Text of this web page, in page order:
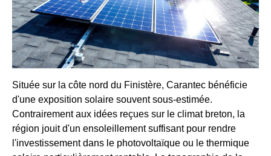
Située sur la côte nord du Finistère, Carantec bénéficie
d'une exposition solaire souvent sous-estimée.
Contrairement aux idées reçues sur le climat breton, la
région jouit d'un ensoleillement suffisant pour rendre
l'investissement dans le photovoltaïque ou le thermique